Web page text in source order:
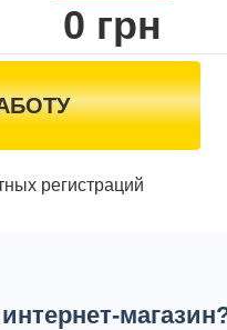
0 грн
регистраций